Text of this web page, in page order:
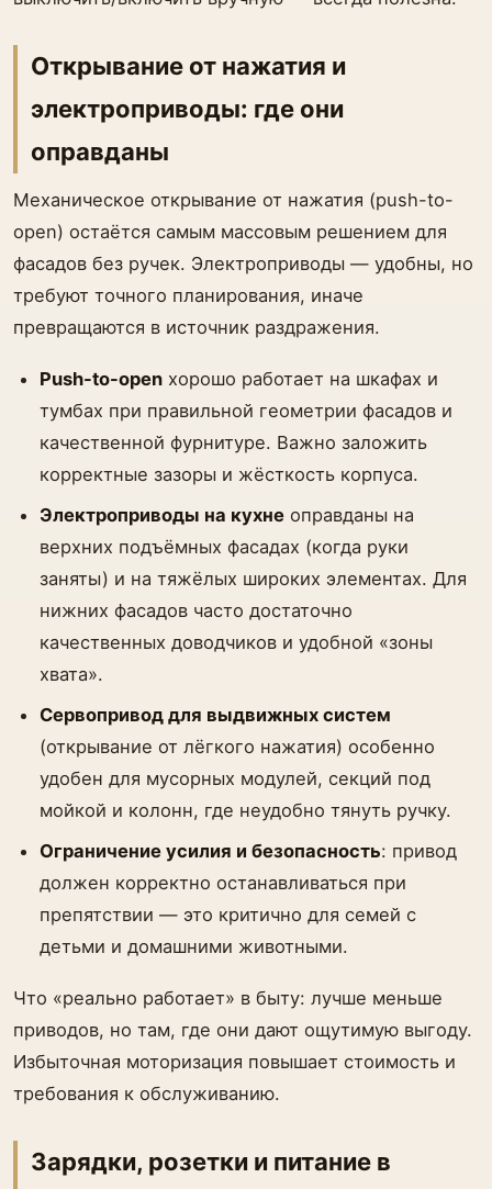
Открывание от нажатия и
электроприводы: где они
оправданы
Механическое открывание от нажатия (push-to-
open) остаётся самым массовым решением для
фасадов без ручек. Электроприводы — удобны, но
требуют точного планирования, иначе
превращаются в источник раздражения.
Push-to-open хорошо работает на шкафах и
тумбах при правильной геометрии фасадов и
качественной фурнитуре. Важно заложить
корректные зазоры и жёсткость корпуса.
Электроприводы на кухне оправданы на
верхних подъёмных фасадах (когда руки
заняты) и на тяжёлых широких элементах. Для
нижних фасадов часто достаточно
качественных доводчиков и удобной «зоны
хвата».
Сервопривод для выдвижных систем
(открывание от лёгкого нажатия) особенно
удобен для мусорных модулей, секций под
мойкой и колонн, где неудобно тянуть ручку.
Ограничение усилия и безопасность: привод
должен корректно останавливаться при
препятствии — это критично для семей с
детьми и домашними животными.
Что «реально работает» в быту: лучше меньше
приводов, но там, где они дают ощутимую выгоду.
Избыточная моторизация повышает стоимость и
требования к обслуживанию.
Зарядки, розетки и питание в